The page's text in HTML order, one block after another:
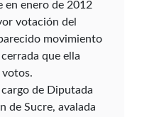
en enero de 2012
votación del
movimiento
que ella
votos.
de Diputada
de Sucre, avalada